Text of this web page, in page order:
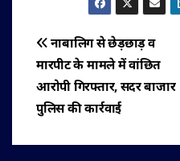
पोस्ट
नेविगेशन
नाबालिग से छेड़छाड़ व
मारपीट के मामले में वांछित
आरोपी गिरफ्तार, सदर बाजार
पुलिस की कार्रवाई